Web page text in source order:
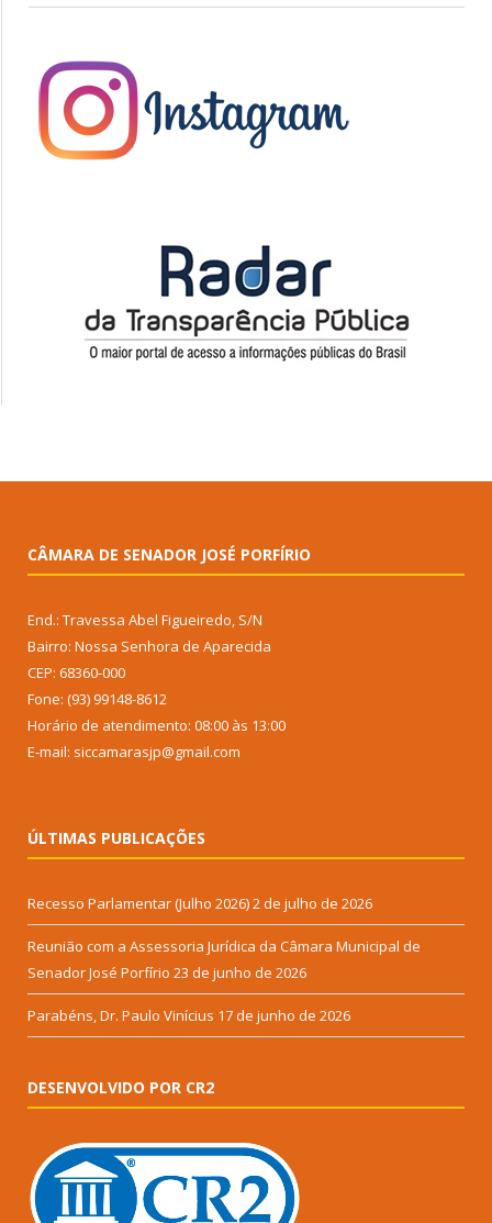
CÂMARA DE SENADOR JOSÉ PORFÍRIO
End.: Travessa Abel Figueiredo, S/N
Bairro: Nossa Senhora de Aparecida
CEP: 68360-000
Fone: (93) 99148-8612
Horário de atendimento: 08:00 às 13:00
E-mail: siccamarasjp@gmail.com
ÚLTIMAS PUBLICAÇÕES
Recesso Parlamentar (Julho 2026)2 de julho de 2026
Reunião com a Assessoria Jurídica da Câmara Municipal de
Senador José Porfírio 23 de junho de 2026
Parabéns, Dr. Paulo Vinícius 17 de junho de 2026
DESENVOLVIDO POR CR2